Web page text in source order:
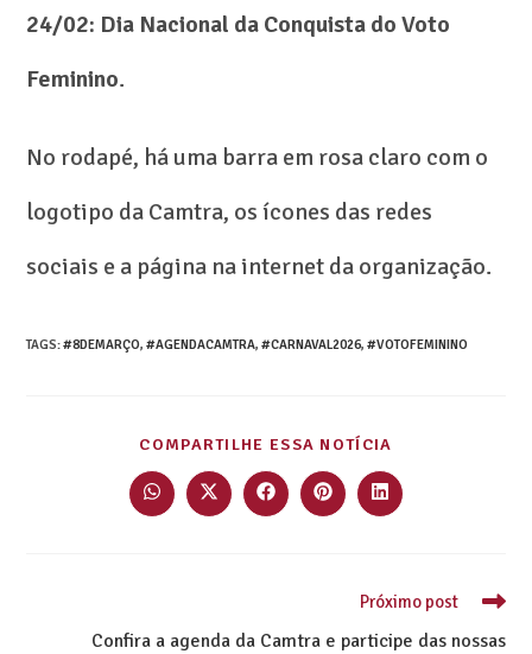
24/02: Dia Nacional da Conquista do Voto
Feminino.
No rodapé, há uma barra em rosa claro com o
logotipo da Camtra, os ícones das redes
sociais e a página na internet da organização.
TAGS:#8DEMARÇO, #AGENDACAMTRA, #CARNAVAL2026, #VOTOFEMININO
COMPARTILHE ESSA NOTÍCIA
Próximo post
Confira a agenda da Camtra e participe das nossas